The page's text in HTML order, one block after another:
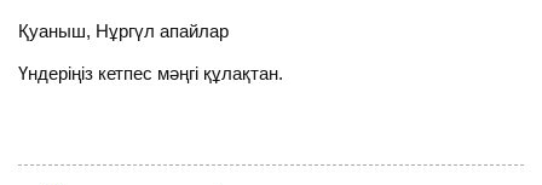
Қуаныш, Нұргүл апайлар
Үндеріңіз кетпес мәңгі құлақтан.